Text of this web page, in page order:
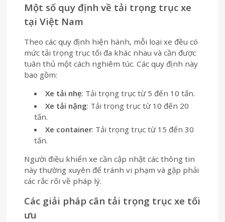
Một số quy định về tải trọng trục xe
tại Việt Nam
Theo các quy định hiện hành, mỗi loại xe đều có
mức tải trọng trục tối đa khác nhau và cần được
tuân thủ một cách nghiêm túc. Các quy định này
bao gồm:
Xe tải nhẹ: Tải trọng trục từ 5 đến 10 tấn.
Xe tải nặng: Tải trọng trục từ 10 đến 20
tấn.
Xe container: Tải trọng trục từ 15 đến 30
tấn.
Người điều khiển xe cần cập nhật các thông tin
này thường xuyên để tránh vi phạm và gặp phải
các rắc rối về pháp lý.
Các giải pháp cân tải trọng trục xe tối
ưu